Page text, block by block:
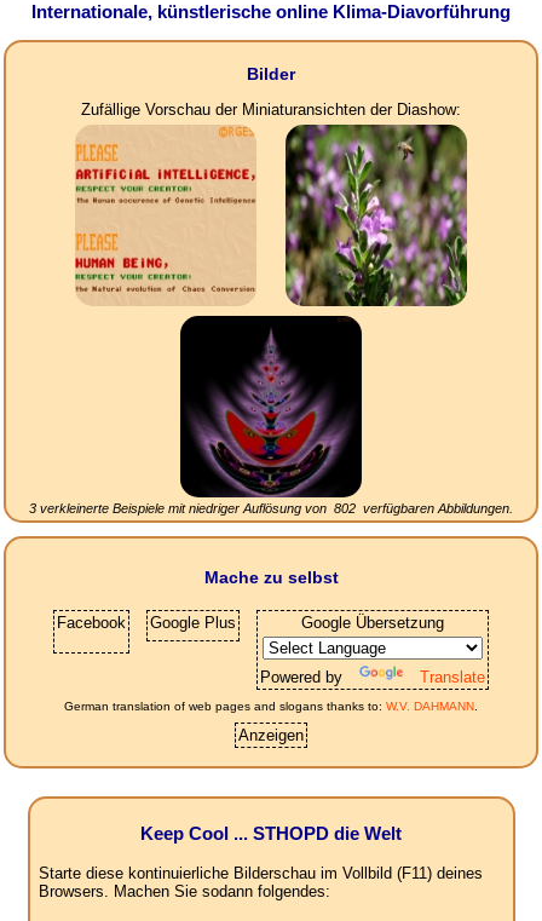
Internationale, künstlerische online Klima-Diavorführung
Bilder
Zufällige Vorschau der Miniaturansichten der Diashow:
3 verkleinerte Beispiele mit niedriger Auflösung von 802 verfügbaren Abbildungen.
Mache zu selbst
Facebook Google Plus Google Übersetzung
Powered by Translate
German translation of web pages and slogans thanks to: W.V. DAHMANN.
Anzeigen
Keep Cool ... STHOPD die Welt
Starte diese kontinuierliche Bilderschau im Vollbild (F11) deines
Browsers. Machen Sie sodann folgendes: